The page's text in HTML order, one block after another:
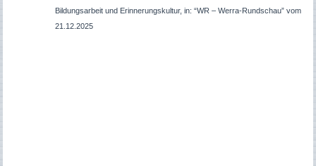
Bildungsarbeit und Erinnerungskultur, in: “WR – Werra-Rundschau” vom
21.12.2025